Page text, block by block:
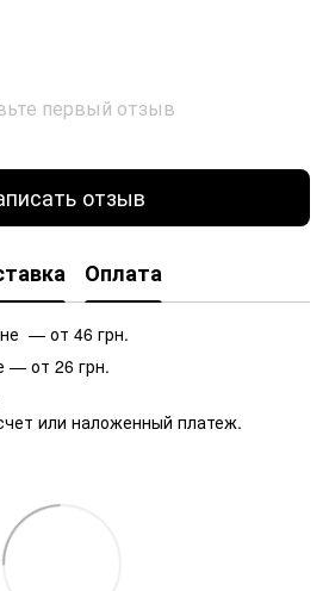
первый отзыв
отзыв
Оплата
— от 46 грн.
— от 26 грн.
или наложенный платеж.